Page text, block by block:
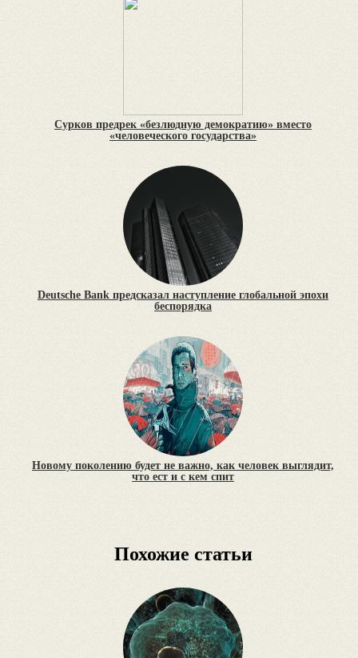
Сурков предрек «безлюдную демократию» вместо
«человеческого государства»
Deutsche Bank предсказал наступление глобальной эпохи
беспорядка
Новому поколению будет не важно, как человек выглядит,
что ест и с кем спит
Похожие статьи